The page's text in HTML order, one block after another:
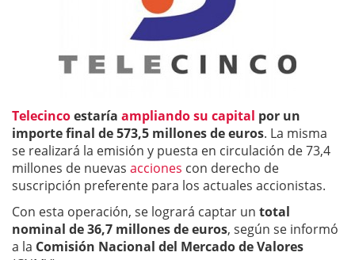
Telecincoestaría ampliando su capital por un
importe final de 573,5 millones de euros. La misma
se realizará la emisión y puesta en circulación de 73,4
millones de nuevas acciones con derecho de
suscripción preferente para los actuales accionistas.
Con esta operación, se logrará captar un total
nominal de 36,7 millones de euros, según se informó
a la Comisión Nacional del Mercado de Valores